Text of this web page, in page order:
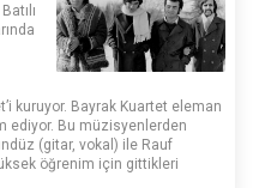
kuruyor. Bayrak Kuartet eleman
ediyor. Bu müzisyenlerden
(gitar, vokal) ile Rauf
öğrenim için gittikleri